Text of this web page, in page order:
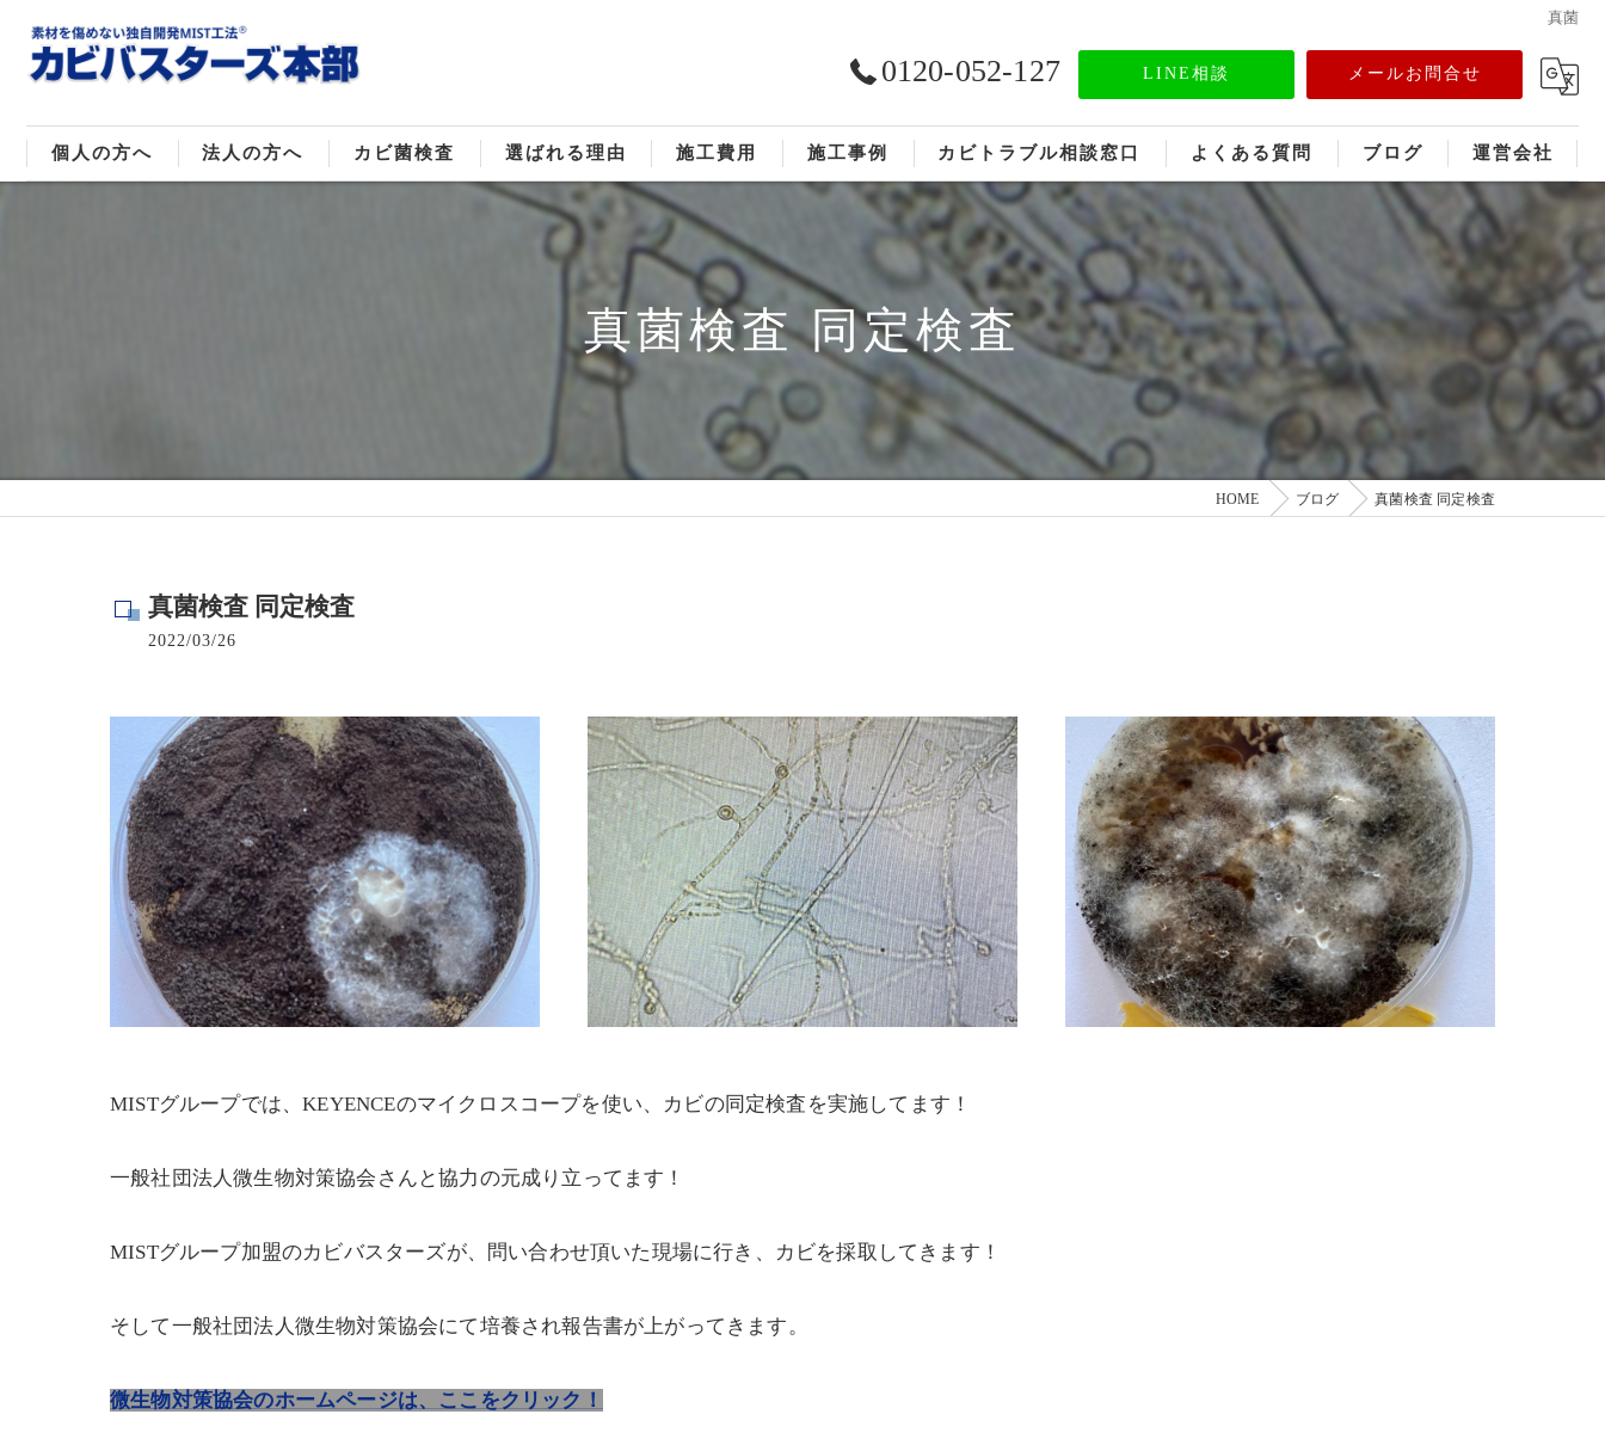
真菌
0120-052-127 LINE相談 メールお問合せ
個人の方へ 法人の方へ
病院･クリニックのカビ取り
公共施設のカビ取り
カビ菌検査 選ばれる理由
MIST工法®
施工費用 施工事例
お客様の声
カビトラブル相談窓口 よくある質問 ブログ 運営会社
フランチャイズ募集
メディア情報
真菌検査 同定検査
HOME ブログ 真菌検査 同定検査
真菌検査 同定検査
2022/03/26
MISTグループでは、KEYENCEのマイクロスコープを使い、カビの同定検査を実施してます！
一般社団法人微生物対策協会さんと協力の元成り立ってます！
MISTグループ加盟のカビバスターズが、問い合わせ頂いた現場に行き、カビを採取してきます！
そして一般社団法人微生物対策協会にて培養され報告書が上がってきます。
微生物対策協会のホームページは、ここをクリック！